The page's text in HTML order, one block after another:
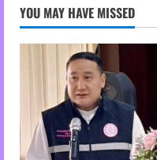
YOU MAY HAVE MISSED